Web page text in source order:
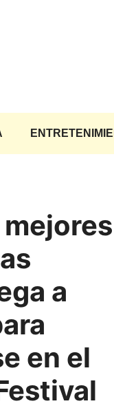
a
en el